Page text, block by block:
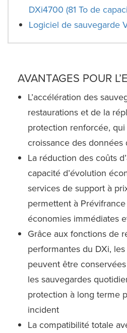
DXi4700 (81 To de
Logiciel de sauvegarde
AVANTAGES POUR
L’accélération des
restaurations et de la
protection renforcée, qui
croissance des données
La réduction des coûts
capacité d’évolution
services de support à
permettent à
économies immédiates
Grâce aux fonctions de
performantes du DXi,
peuvent être
les sauvegardes
protection à long terme
incident
La compatibilité totale